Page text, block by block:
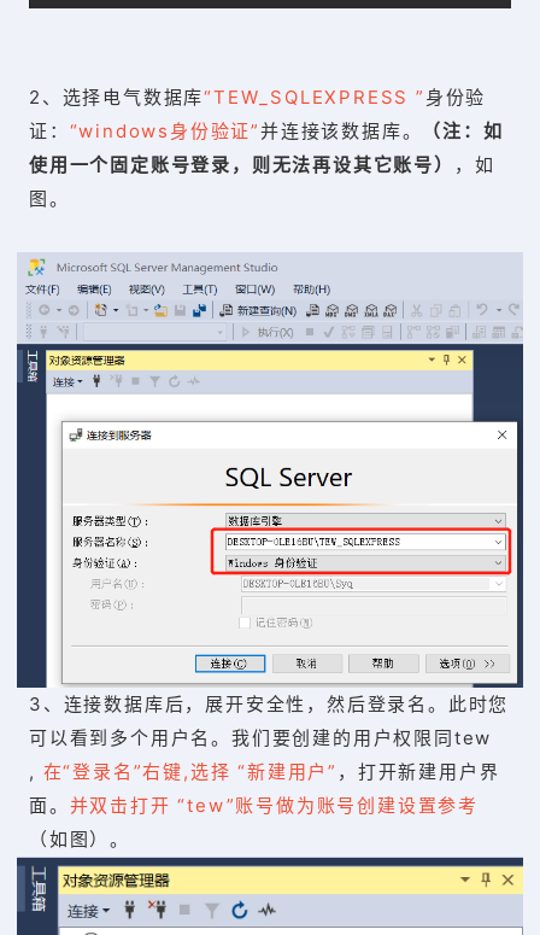
2、选择电气数据库“TEW_SQLEXPRESS ” 身份验
证： “windows身份验证”并连接该数据库。
（注：如
使用一个固定账号登录，则无法再设其它账号）
，如
图。
3、连接数据库后，展开安全性，然后登录名。此时您
可以看到多个用户名。我们要创建的用户权限同tew
, 在“登录名”右键,选择 “新建用户” ，打开新建用户界
面。 并双击打开 “tew”账号做为账号创建设置参考
（如图）。